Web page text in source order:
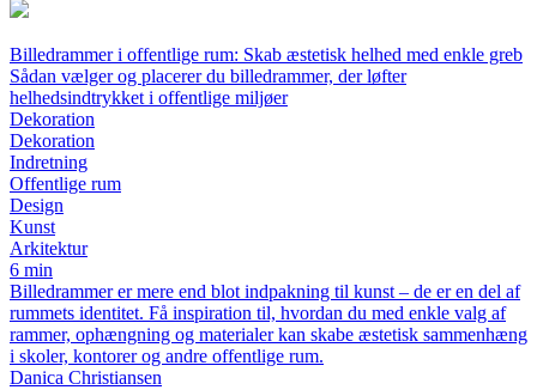
Billedrammer i offentlige rum: Skab æstetisk helhed med enkle greb
Sådan vælger og placerer du billedrammer, der løfter
helhedsindtrykket i offentlige miljøer
Dekoration
Dekoration
Indretning
Offentlige rum
Design
Kunst
Arkitektur
6 min
Billedrammer er mere end blot indpakning til kunst – de er en del af
rummets identitet. Få inspiration til, hvordan du med enkle valg af
rammer, ophængning og materialer kan skabe æstetisk sammenhæng
i skoler, kontorer og andre offentlige rum.
Danica Christiansen